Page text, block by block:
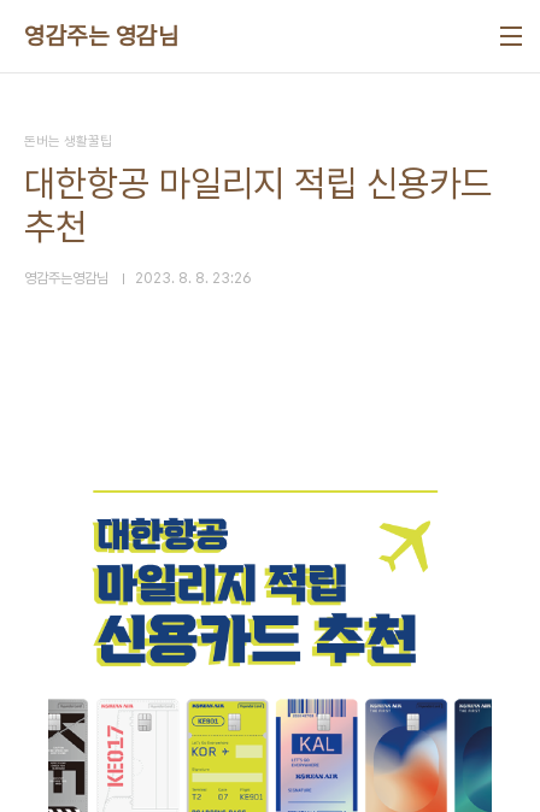
영감주는 영감님
돈버는 생활꿀팁
대한항공 마일리지 적립 신용카드
추천
영감주는영감님 2023. 8. 8. 23:26